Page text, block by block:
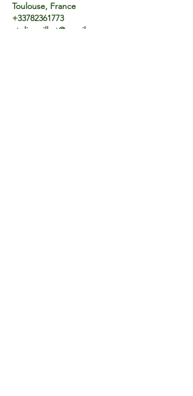
Toulouse, France
+33782361773
ateliermillart@gmail.com